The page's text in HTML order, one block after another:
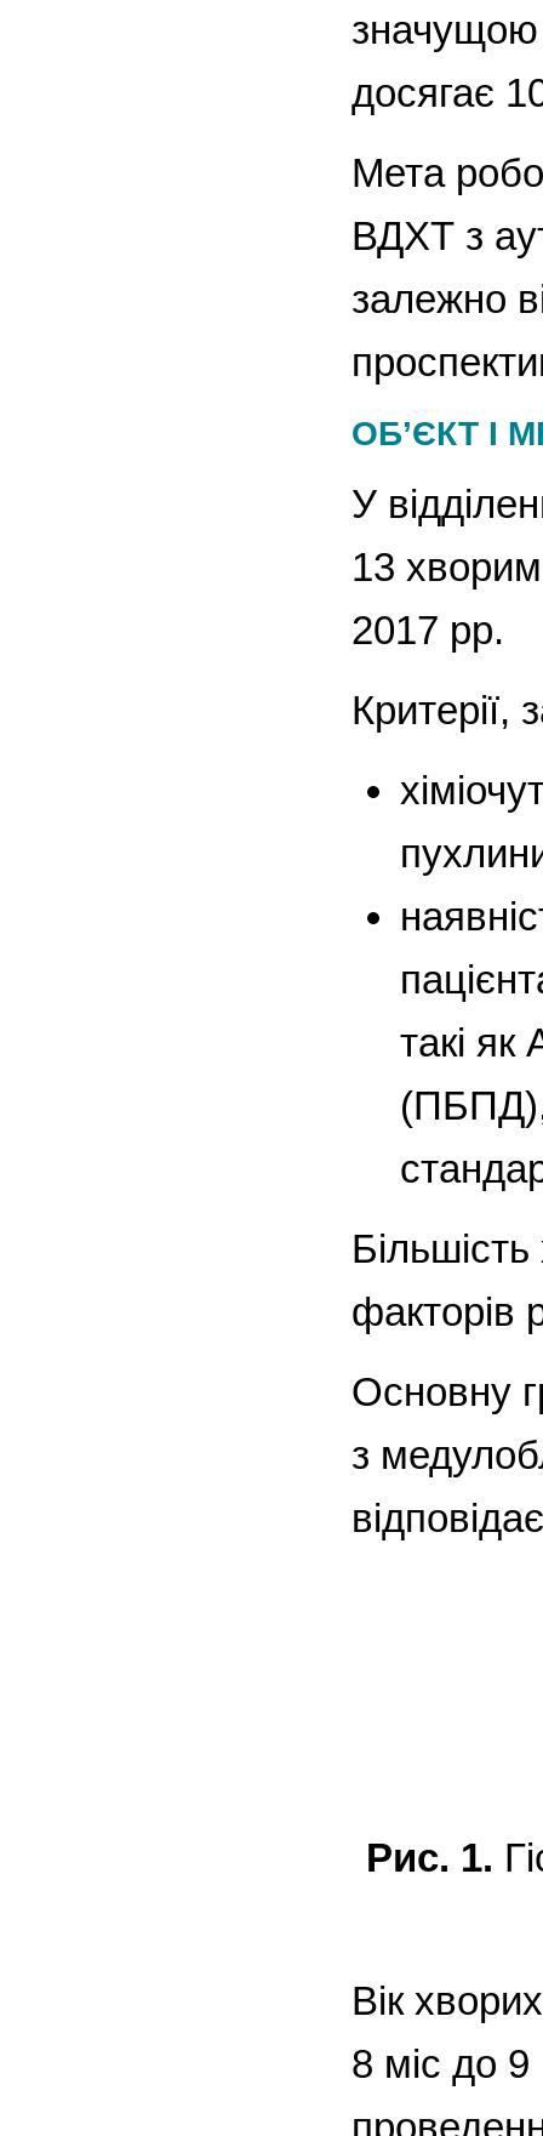
досягає
Мета
ВДХТ з
залежно
ОБ’ЄКТ І
У
13
2017 рр.
такі
(ПБПД),
факторів
Основну
з
Рис. 1.
Вік
8 міс до 9